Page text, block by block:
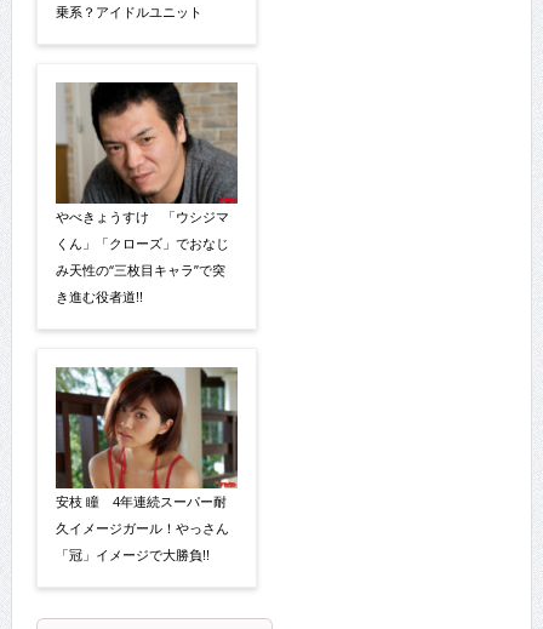
乗系？アイドルユニット
やべきょうすけ 「ウシジマ
くん」「クローズ」でおなじ
み天性の“三枚目キャラ”で突
き進む役者道!!
安枝 瞳 4年連続スーパー耐
久イメージガール！やっさん
「冠」イメージで大勝負!!